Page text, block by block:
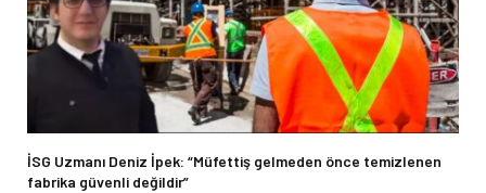
İSG Uzmanı Deniz İpek: “Müfettiş gelmeden önce temizlenen
fabrika güvenli değildir”